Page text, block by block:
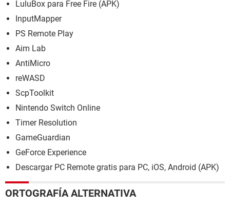
LuluBox para Free Fire (APK)
InputMapper
PS Remote Play
Aim Lab
AntiMicro
reWASD
ScpToolkit
Nintendo Switch Online
Timer Resolution
GameGuardian
GeForce Experience
Descargar PC Remote gratis para PC, iOS, Android (APK)
ORTOGRAFÍA ALTERNATIVA